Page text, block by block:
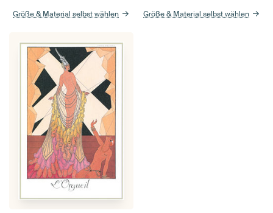
Größe & Material selbst wählen Größe & Material selbst wählen